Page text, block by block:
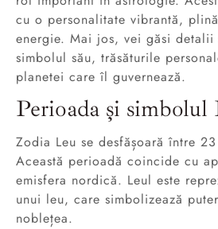
cu o personalitate vibrantă,
energie. Mai jos, vei găsi detalii
simbolul său, trăsăturile
planetei care îl guvernează.
Perioada și
Zodia Leu se desfășoară între
Această perioadă coincide cu
emisfera nordică. Leul este
unui leu, care simbolizează
noblețea.